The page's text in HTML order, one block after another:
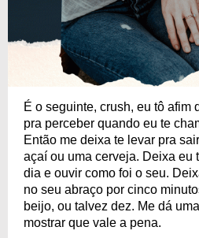
É o seguinte, crush, eu tô afim
pra perceber quando eu te
Então me deixa te levar pra
açaí ou uma cerveja. Deixa eu
dia e ouvir como foi o seu.
no seu abraço por cinco
beijo, ou talvez dez. Me dá
mostrar que vale a pena.